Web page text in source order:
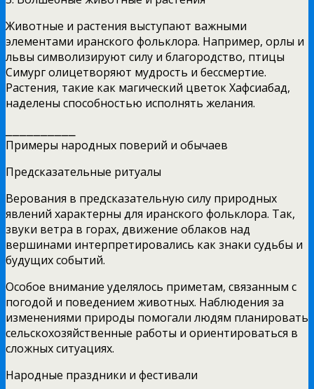
Животные и растения выступают важными
элементами иранского фольклора. Например, орлы и
львы символизируют силу и благородство, птицы
Симург олицетворяют мудрость и бессмертие.
Растения, такие как магический цветок Хафсиабад,
наделены способностью исполнять желания.
Примеры народных поверий и обычаев
Предсказательные ритуалы
Верования в предсказательную силу природных
явлений характерны для иранского фольклора. Так,
звуки ветра в горах, движение облаков над
вершинами интерпретировались как знаки судьбы и
будущих событий.
Особое внимание уделялось приметам, связанным с
погодой и поведением животных. Наблюдения за
изменениями природы помогали людям планировать
сельскохозяйственные работы и ориентироваться в
сложных ситуациях.
Народные праздники и фестивали